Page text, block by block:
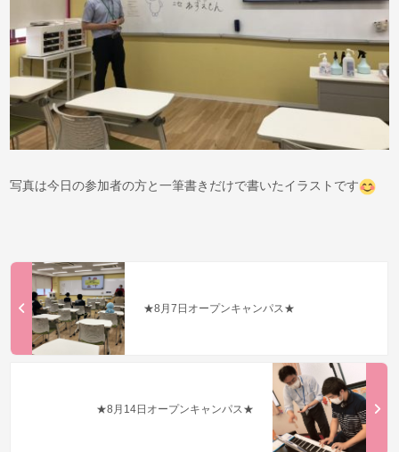
写真は今日の参加者の方と一筆書きだけで書いたイラストです
★8月7日オープンキャンパス★
★8月14日オープンキャンパス★